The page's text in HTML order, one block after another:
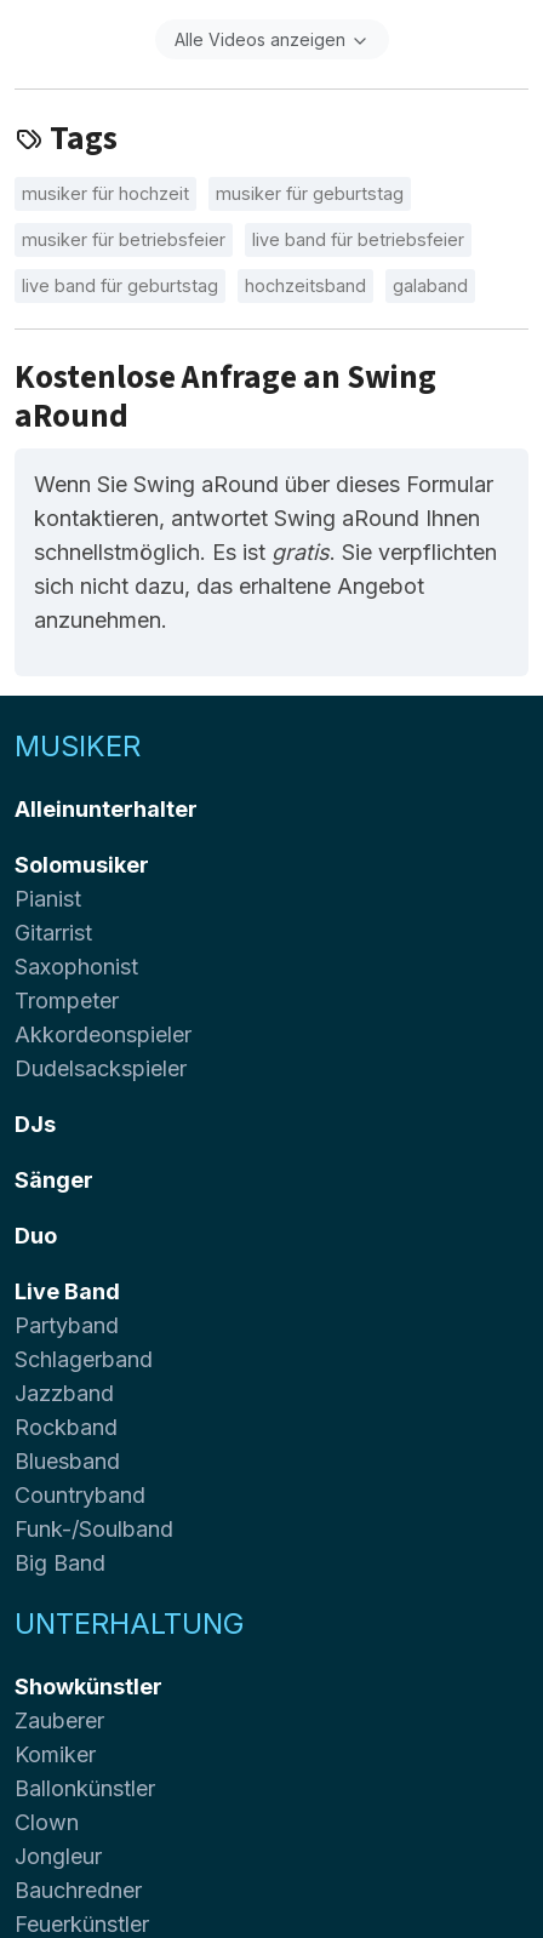
Alle Videos anzeigen
Tags
musiker für hochzeit musiker für geburtstag
musiker für betriebsfeier live band für betriebsfeier
live band für geburtstag hochzeitsband galaband
Kostenlose Anfrage an Swing
aRound
Wenn Sie Swing aRound über dieses Formular
kontaktieren, antwortet Swing aRound Ihnen
schnellstmöglich. Es ist gratis. Sie verpflichten
sich nicht dazu, das erhaltene Angebot
anzunehmen.
MUSIKER
Alleinunterhalter
Solomusiker
Pianist
Gitarrist
Saxophonist
Trompeter
Akkordeonspieler
Dudelsackspieler
DJs
Sänger
Duo
Live Band
Partyband
Schlagerband
Jazzband
Rockband
Bluesband
Countryband
Funk-/Soulband
Big Band
UNTERHALTUNG
Showkünstler
Zauberer
Komiker
Ballonkünstler
Clown
Jongleur
Bauchredner
Feuerkünstler